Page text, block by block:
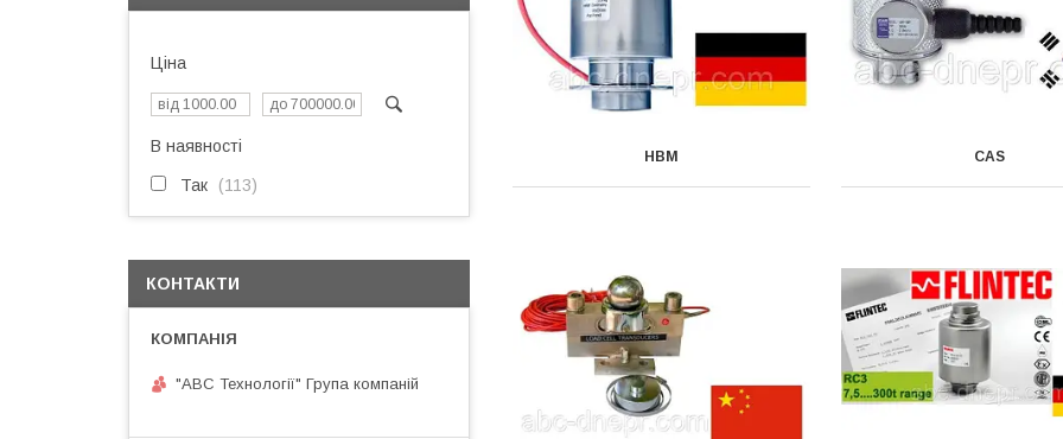
HBM CAS
Ціна
В наявності
Так 113
КОНТАКТИ
"АВС Технології" Група компаній